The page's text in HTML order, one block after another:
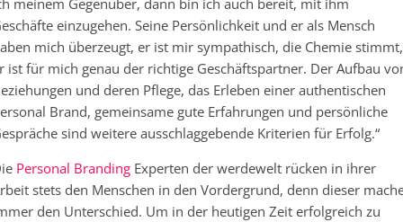
meinem Gegenüber, dann bin ich auch bereit, mit ihm
einzugehen. Seine Persönlichkeit und er als Mensch
mich überzeugt, er ist mir sympathisch, die Chemie stimmt,
ist für mich genau der richtige Geschäftspartner. Der Aufbau
und deren Pflege, das Erleben einer authentischen
Brand, gemeinsame gute Erfahrungen und persönliche
sind weitere ausschlaggebende Kriterien für Erfolg.“
Personal Branding Experten der werdewelt rücken in ihrer
stets den Menschen in den Vordergrund, denn dieser
den Unterschied. Um in der heutigen Zeit erfolgreich zu